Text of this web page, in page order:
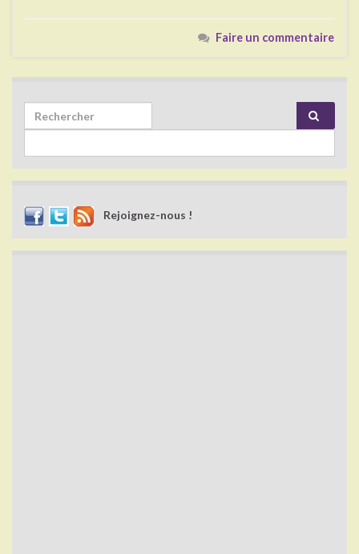
Faire un commentaire
Search for:
Rejoignez-nous !